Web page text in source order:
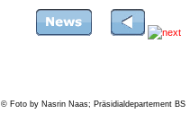
© Foto by Nasrin Naas; Präsidialdepartement BS